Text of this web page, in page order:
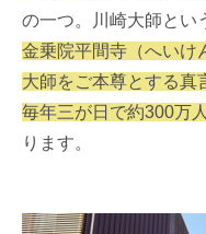
の一つ。川崎大師とい
金乗院平間寺（へいけ
大師をご本尊とする真
毎年三が日で約300万
ります。